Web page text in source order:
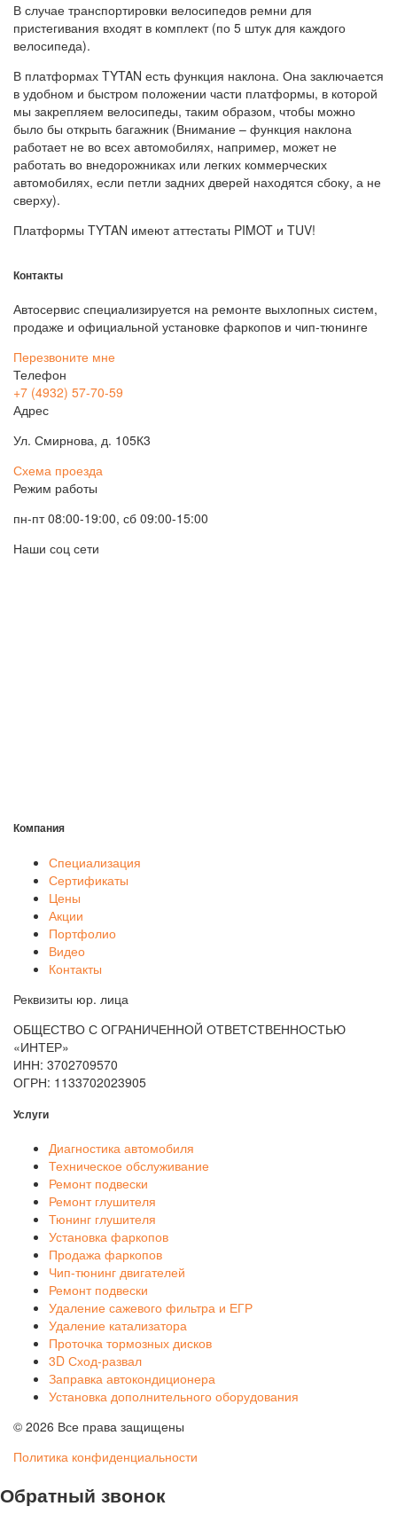
В случае транспортировки велосипедов ремни для
пристегивания входят в комплект (по 5 штук для каждого
велосипеда).
В платформах TYTAN есть функция наклона. Она заключается
в удобном и быстром положении части платформы, в которой
мы закрепляем велосипеды, таким образом, чтобы можно
было бы открыть багажник (Внимание – функция наклона
работает не во всех автомобилях, например, может не
работать во внедорожниках или легких коммерческих
автомобилях, если петли задних дверей находятся сбоку, а не
сверху).
Платформы TYTAN имеют аттестаты PIMOT и TUV!
Контакты
Автосервис специализируется на ремонте выхлопных систем,
продаже и официальной установке фаркопов и чип-тюнинге
Перезвоните мне
Телефон
+7 (4932) 57-70-59
Адрес
Ул. Смирнова, д. 105К3
Схема проезда
Режим работы
пн-пт 08:00-19:00, сб 09:00-15:00
Наши соц сети
Компания
Специализация
Сертификаты
Цены
Акции
Портфолио
Видео
Контакты
Реквизиты юр. лица
ОБЩЕСТВО С ОГРАНИЧЕННОЙ ОТВЕТСТВЕННОСТЬЮ
«ИНТЕР»
ИНН: 3702709570
ОГРН: 1133702023905
Услуги
Диагностика автомобиля
Техническое обслуживание
Ремонт подвески
Ремонт глушителя
Тюнинг глушителя
Установка фаркопов
Продажа фаркопов
Чип-тюнинг двигателей
Ремонт подвески
Удаление сажевого фильтра и ЕГР
Удаление катализатора
Проточка тормозных дисков
3D Сход-развал
Заправка автокондиционера
Установка дополнительного оборудования
© 2026 Все права защищены
Политика конфиденциальности
Обратный звонок